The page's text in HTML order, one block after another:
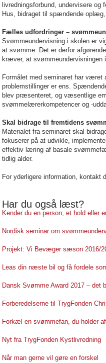
livredningsforbund, undervisere
Hus, bidraget til spændende
Fælles udfordringer –
Svømmeundervisning i skolen er
at svømme. Det er derfor
kræver, at svømmeundervisningen
Formålet med seminaret har
problemstillinger er ens.
blev præsenteret, og væsentlige
svømmelærerkompetencer og -
Skal bidrage til fremtidens
Materialet fra seminaret skal
fokuserer på at udvikle,
effektiv læring af basale
tidlig alder.
For yderligere information,
Har du også læst?
Kender du en person, et hold eller
Nordisk seminar om
Projekt: Vi Bevæger sæson 2016/
Leas din næste bil og få fordele
Dansk Svømme Award 2017 – det
Forberedelserne til TrygFonden
Forkæl en svømmefan, du holder af
Nyt fra TrygFonden Kystlivredning
Når man gerne vil gøre en forskel